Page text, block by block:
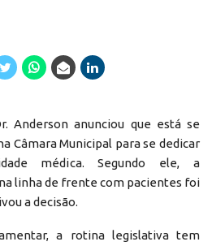
Anderson anunciou que está se
Câmara Municipal para se dedicar
médica. Segundo ele, a
linha de frente com pacientes foi
a decisão.
a rotina legislativa tem